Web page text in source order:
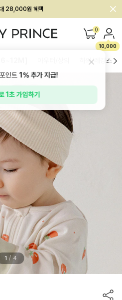
, 가입하면 ~60% 할인!
대 28,000원 혜택 0
10,000
하의/레깅스
1 / 4
인트1%추가 지급!
1초 가입하기